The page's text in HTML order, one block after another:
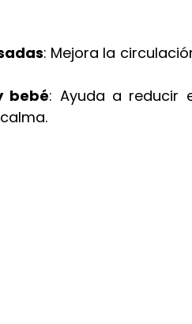
: Mejora la
bebé: Ayuda a reducir